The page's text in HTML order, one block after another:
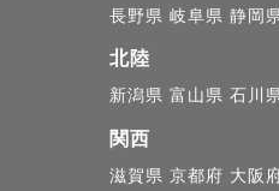
長野県 岐阜県 静岡
北陸
新潟県 富山県 石川
関西
滋賀県 京都府 大阪